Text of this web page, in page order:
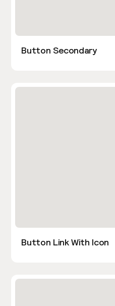
Button Secondary
Button Link With Icon